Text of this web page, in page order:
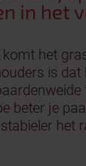
in het
het
is
beter je
het